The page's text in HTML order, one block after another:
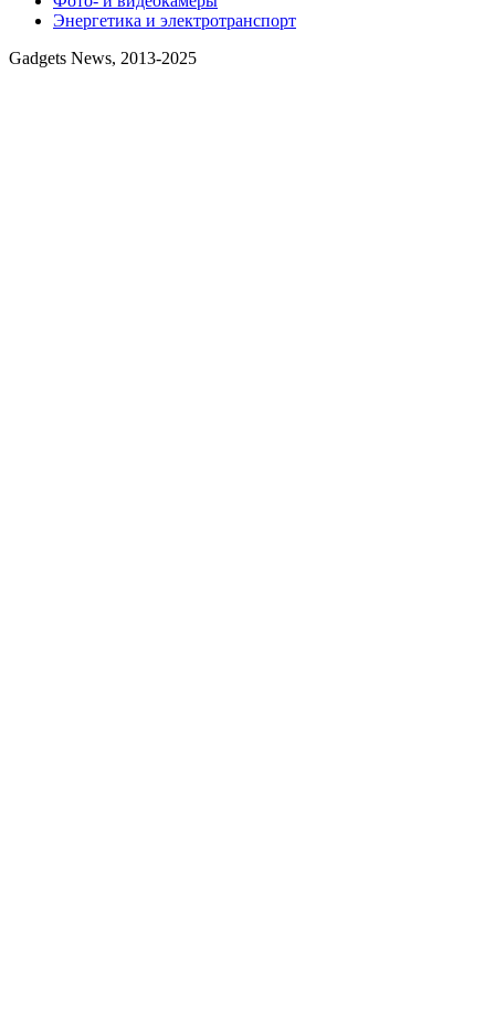
Энергетика и электротранспорт
Gadgets News, 2013-2025